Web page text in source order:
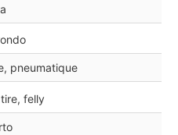
pneumatique
felly